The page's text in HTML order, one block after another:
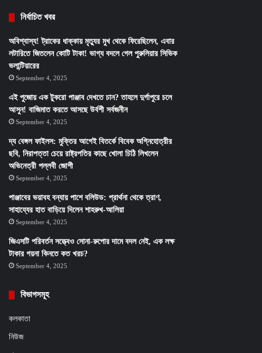
নির্বাচিত খবর
অবিশ্বাস্য! ট্রাকের ধাক্কায় মৃত্যুর মুখ থেকে ফিরেছিলেন, এবার
লটারিতে জিতলেন কোটি টাকা! ভাগ্য বদলে গেল পুরুলিয়ার সিভিক
ভলান্টিয়ারের
September 4, 2025
এই পুজোয় এক টুকরো পাঞ্জাব দেখতে চান? তাহলে দুর্গাপুরে চলে
আসুন! বাজিমাত করতে আসছে উর্বশী সর্বজনীন
September 4, 2025
দ্য বেঙ্গল ফাইলস: মুক্তির আগেই বিতর্কে বিবেক অগ্নিহোত্রীর
ছবি, নিরাপত্তা চেয়ে রাষ্ট্রপতির কাছে খোলা চিঠি লিখলেন
অভিনেত্রী পল্লবী জোশী
September 4, 2025
পাঞ্জাবের ভয়াবহ বন্যায় পাশে বলিউড: প্রার্থনা থেকে ত্রাণ,
সাহায্যের হাত বাড়িয়ে দিলেন শাহরুখ-আলিয়া
September 4, 2025
জিএসটি পরিবর্তন সত্ত্বেও সোনা-রুপোর দামে বদল নেই, এক লক্ষ
টাকার গয়না কিনতে কত খরচ?
September 4, 2025
বিভাগসমূহ
কলকাতা
নিউজ